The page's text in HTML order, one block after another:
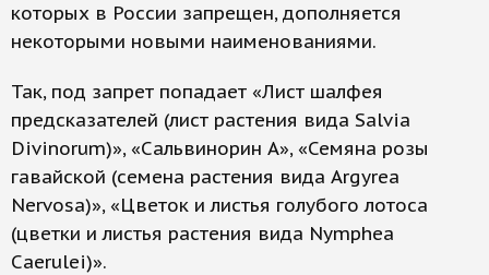
которых в России запрещен, дополняется
некоторыми новыми наименованиями.
Так, под запрет попадает «Лист шалфея
предсказателей (лист растения вида Salvia
Divinorum)», «Сальвинорин А», «Семяна розы
гавайской (семена растения вида Argyrea
Nervosa)», «Цветок и листья голубого лотоса
(цветки и листья растения вида Nymphea
Caerulei)».